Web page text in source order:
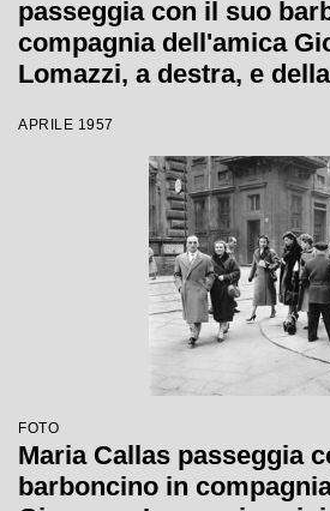
passeggia con il suo
compagnia dell'amica
Lomazzi, a destra, e
APRILE 1957
FOTO
Maria Callas passeggia
barboncino in